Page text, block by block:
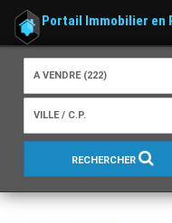
Portail Immobilier en
A VENDRE (222)
VILLE / C.P.
RECHERCHER